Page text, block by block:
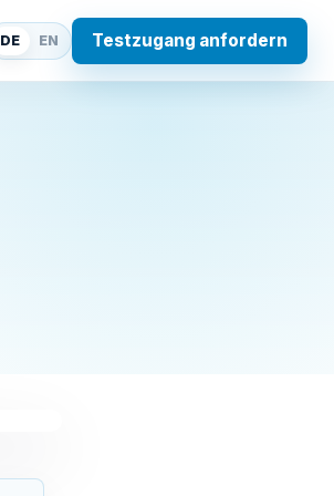
DE EN Testzugang anfordern